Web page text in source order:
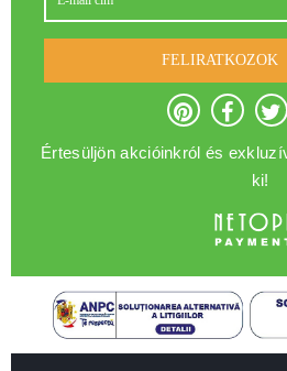
FELIRATKOZOK
Értesüljön akcióinkról és
ki!